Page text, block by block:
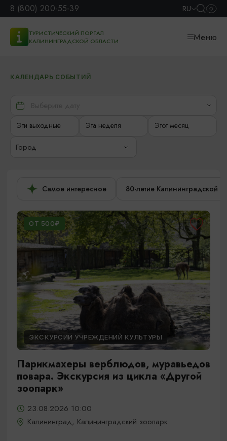
8 (800) 200-55-39 RU
ТУРИСТИЧЕСКИЙ ПОРТАЛ
КАЛИНИНГРАДСКОЙ ОБЛАСТИ
Меню
КАЛЕНДАРЬ СОБЫТИЙ
Эти выходные Эта неделя Этот месяц
Город
Самое интересное 80-летие Калининградской
ОТ 500₽
ЭКСКУРСИИ УЧРЕЖДЕНИЙ КУЛЬТУРЫ
Парикмахеры верблюдов, муравьедов
повара. Экскурсия из цикла «Другой
зоопарк»
23.08.2026 10:00
Калининград, Калининградский зоопарк